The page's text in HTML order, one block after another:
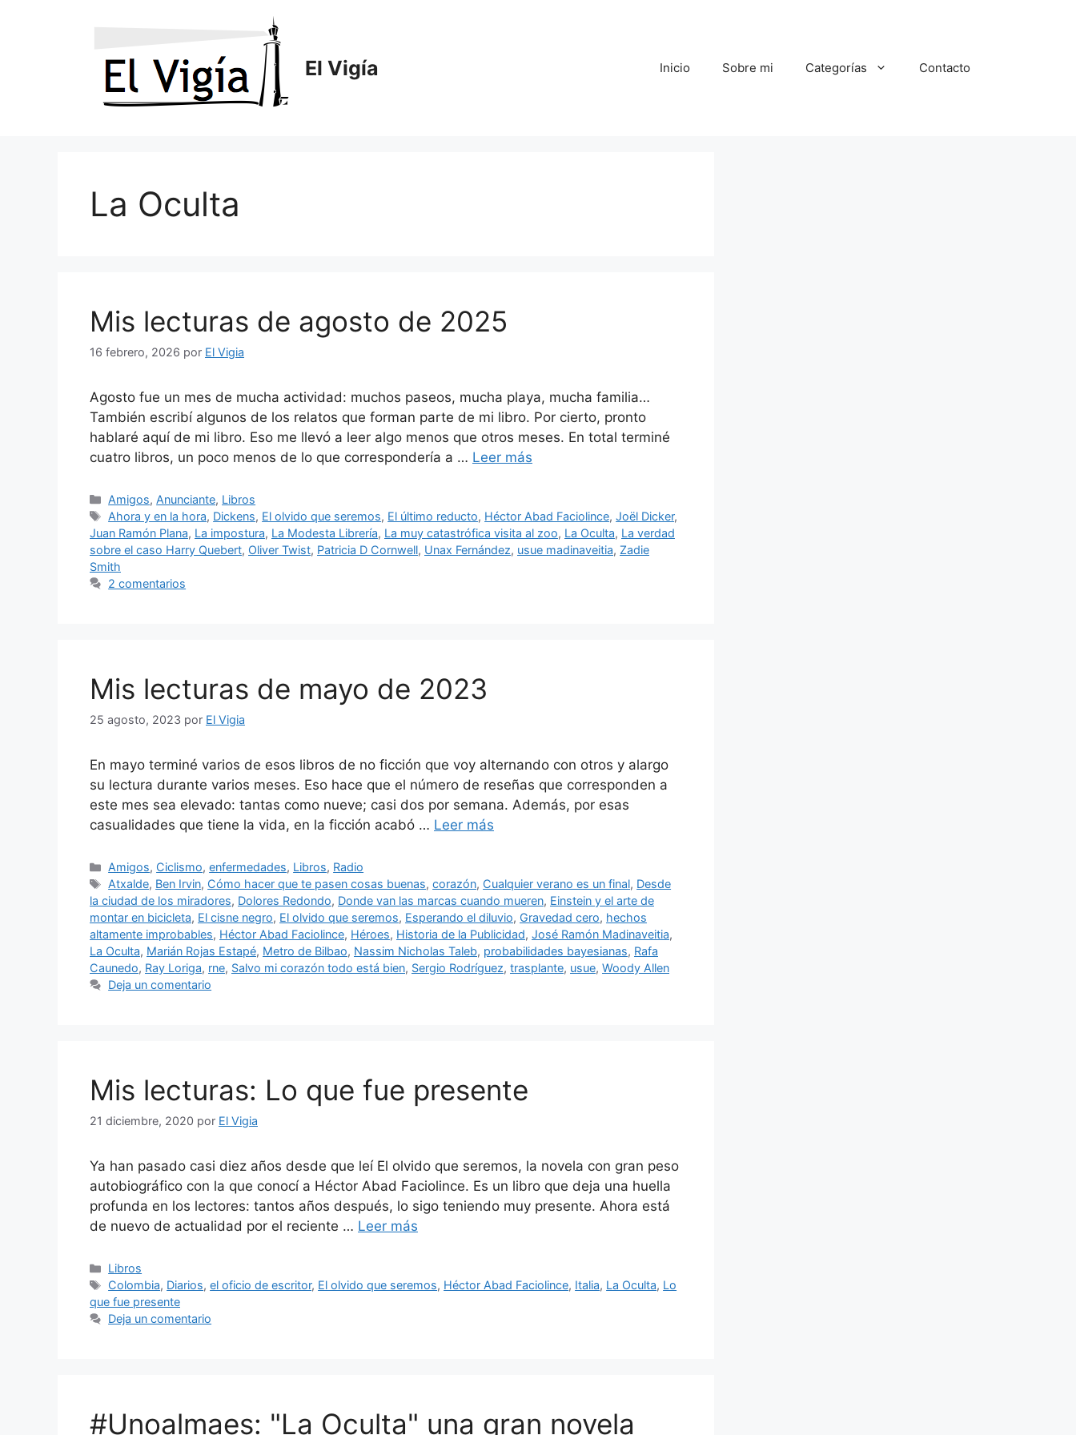
El Vigía Inicio Sobre mi Categorías Contacto
La Oculta
Mis lecturas de agosto de 2025
16 febrero, 2026 por El Vigia
Agosto fue un mes de mucha actividad: muchos paseos, mucha playa, mucha familia…
También escribí algunos de los relatos que forman parte de mi libro. Por cierto, pronto
hablaré aquí de mi libro. Eso me llevó a leer algo menos que otros meses. En total terminé
cuatro libros, un poco menos de lo que correspondería a … Leer más
Categorías
Amigos, Anunciante, Libros
Etiquetas
Ahora y en la hora, Dickens, El olvido que seremos, El último reducto, Héctor Abad Faciolince,Joël Dicker,
Juan Ramón Plana, La impostura, La Modesta Librería, La muy catastrófica visita al zoo, La Oculta, La verdad
sobre el caso Harry Quebert, Oliver Twist, Patricia D Cornwell, Unax Fernández, usue madinaveitia, Zadie
Smith
2 comentarios
Mis lecturas de mayo de 2023
25 agosto, 2023 por El Vigia
En mayo terminé varios de esos libros de no ficción que voy alternando con otros y alargo
su lectura durante varios meses. Eso hace que el número de reseñas que corresponden a
este mes sea elevado: tantas como nueve; casi dos por semana. Además, por esas
casualidades que tiene la vida, en la ficción acabó … Leer más
Categorías
Amigos, Ciclismo,enfermedades, Libros, Radio
Etiquetas
Atxalde, Ben Irvin, Cómo hacer que te pasen cosas buenas,corazón, Cualquier verano es un final, Desde
la ciudad de los miradores, Dolores Redondo, Donde van las marcas cuando mueren, Einstein y el arte de
montar en bicicleta, El cisne negro, El olvido que seremos, Esperando el diluvio, Gravedad cero, hechos
altamente improbables, Héctor Abad Faciolince, Héroes, Historia de la Publicidad, José Ramón Madinaveitia,
La Oculta, Marián Rojas Estapé, Metro de Bilbao, Nassim Nicholas Taleb, probabilidades bayesianas, Rafa
Caunedo, Ray Loriga, rne, Salvo mi corazón todo está bien, Sergio Rodríguez, trasplante, usue, Woody Allen
Deja un comentario
Mis lecturas: Lo que fue presente
21 diciembre, 2020 por El Vigia
Ya han pasado casi diez años desde que leí El olvido que seremos, la novela con gran peso
autobiográfico con la que conocí a Héctor Abad Faciolince. Es un libro que deja una huella
profunda en los lectores: tantos años después, lo sigo teniendo muy presente. Ahora está
de nuevo de actualidad por el reciente … Leer más
Categorías
Libros
Etiquetas
Colombia, Diarios,el oficio de escritor, El olvido que seremos, Héctor Abad Faciolince, Italia, La Oculta, Lo
que fue presente
Deja un comentario
#Unoalmaes: "La Oculta" una gran novela